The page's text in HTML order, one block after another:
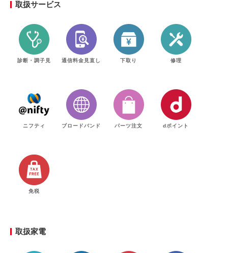
取扱サービス
診断・調子見 通信料金見直し 下取り 修理
ニフティ ブロードバンド パーツ注文 dポイント
免税
取扱家電